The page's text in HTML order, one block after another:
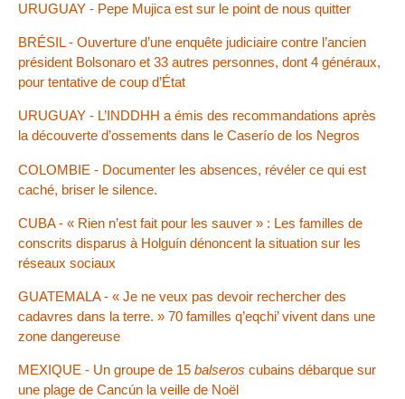
URUGUAY - Pepe Mujica est sur le point de nous quitter
BRÉSIL - Ouverture d’une enquête judiciaire contre l’ancien
président Bolsonaro et 33 autres personnes, dont 4 généraux,
pour tentative de coup d’État
URUGUAY - L’INDDHH a émis des recommandations après
la découverte d’ossements dans le Caserío de los Negros
COLOMBIE - Documenter les absences, révéler ce qui est
caché, briser le silence.
CUBA - « Rien n’est fait pour les sauver » : Les familles de
conscrits disparus à Holguín dénoncent la situation sur les
réseaux sociaux
GUATEMALA - « Je ne veux pas devoir rechercher des
cadavres dans la terre. » 70 familles q’eqchi’ vivent dans une
zone dangereuse
MEXIQUE - Un groupe de 15 balseros cubains débarque sur
une plage de Cancún la veille de Noël